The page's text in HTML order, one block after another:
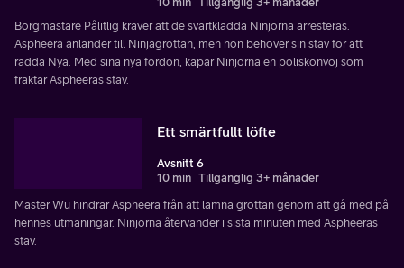
Borgmästare Pålitlig kräver att de svartklädda Ninjorna arresteras.
Aspheera anländer till Ninjagrottan, men hon behöver sin stav för att
rädda Nya. Med sina nya fordon, kapar Ninjorna en poliskonvoj som
fraktar Aspheeras stav.
Ett smärtfullt löfte
Avsnitt 6
10 min Tillgänglig 3+ månader
Mäster Wu hindrar Aspheera från att lämna grottan genom att gå med på
hennes utmaningar. Ninjorna återvänder i sista minuten med Aspheeras
stav.